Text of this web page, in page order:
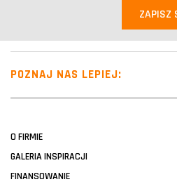
POZNAJ NAS LEPIEJ:
O FIRMIE
GALERIA INSPIRACJI
FINANSOWANIE